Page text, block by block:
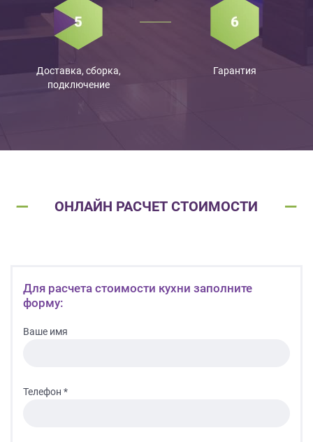
Доставка, сборка,
подключение
Гарантия
ОНЛАЙН РАСЧЕТ СТОИМОСТИ
Для расчета стоимости кухни заполните
форму:
Ваше имя
Телефон *